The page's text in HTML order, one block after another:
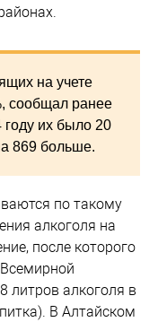
на учете
сообщал ранее
их было 20
869 больше.
по такому
алкоголя на
после которого
литров алкоголя в
В Алтайском